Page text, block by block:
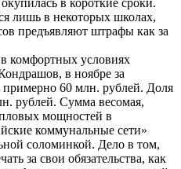
в короткие сроки.
лишь в некоторых школах,
предъявляют штрафы как за
комфортных условиях
в ноябре за
примерно 60 млн. рублей. Доля
рублей. Сумма весомая,
мощностей в
коммунальные сети»
соломинкой. Дело в том,
за свои обязательства, как